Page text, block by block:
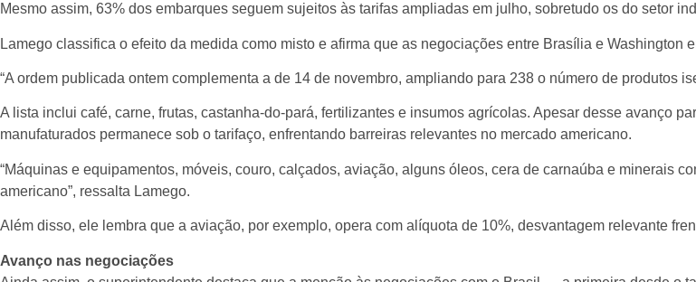
Mesmo assim, 63% dos embarques seguem sujeitos às tarifas ampliadas em julho, sobretudo os do setor
Lamego classifica o efeito da medida como misto e afirma que as negociações entre Brasília e Washington
“A ordem publicada ontem complementa a de 14 de novembro, ampliando para 238 o número de produtos
A lista inclui café, carne, frutas, castanha-do-pará, fertilizantes e insumos agrícolas. Apesar desse avanço
manufaturados permanece sob o tarifaço, enfrentando barreiras relevantes no mercado americano.
“Máquinas e equipamentos, móveis, couro, calçados, aviação, alguns óleos, cera de carnaúba e minerais
americano”, ressalta Lamego.
Além disso, ele lembra que a aviação, por exemplo, opera com alíquota de 10%, desvantagem relevante
Avanço nas negociações